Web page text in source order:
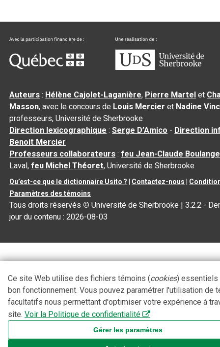
Auteurs : Hélène Cajolet-Laganière, Pierre Martel et
Masson, avec le concours de Louis Mercier et Nadine
professeurs, Université de Sherbrooke
Direction lexicographique :Serge D’Amico - Direction
Benoit Mercier
Professeurs collaborateurs :feu Jean-Claude
Laval,feu Michel Théoret, Université de Sherbrooke
Qu’est-ce que le dictionnaire Usito ? Contactez-nous
Paramètres des témoins
Tous droits réservés © Université de Sherbrooke |3.2.2 -
jour du contenu :2026-08-03
Ce site Web utilise des fichiers témoins (cookies) essentiels
bon fonctionnement. Vous pouvez paramétrer l'utilisation de
facultatifs nous permettant d'optimiser votre expérience à
site. Voir la Politique de confidentialité
Gérer les paramètres